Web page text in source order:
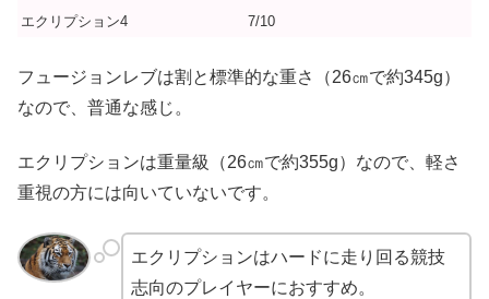
エクリプション4
7/10
フュージョンレブは割と標準的な重さ（26㎝で約345g）
なので、普通な感じ。
エクリプションは重量級（26㎝で約355g）なので、軽さ
重視の方には向いていないです。
エクリプションはハードに走り回る競技
志向のプレイヤーにおすすめ。